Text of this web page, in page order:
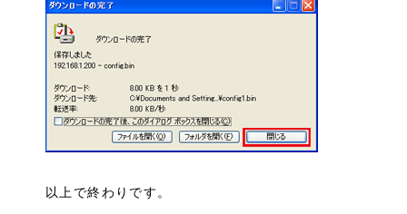
以上で終わりです。